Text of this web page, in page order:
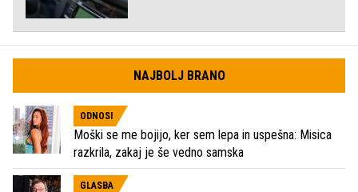
NAJBOLJ BRANO
ODNOSI
Moški se me bojijo, ker sem lepa in uspešna: Misica
razkrila, zakaj je še vedno samska
GLASBA